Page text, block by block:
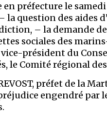
préfecture le
la question des aides
– la demande
sociales des
président du
le Comité régional
préfet de la
engendré par